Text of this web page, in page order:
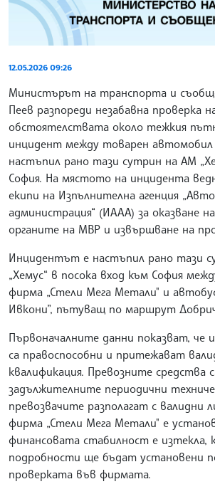
12.05.2026 09:26
Министърът на транспорта и
Пеев разпореди незабавна проверка
обстоятелствата около тежкия
инцидент между товарен автомобил
настъпил рано тази сутрин на АМ
София. На мястото на инцидента
екипи на Изпълнителна агенция
администрация“ (ИААА) за оказване
органите на МВР и извършване на
Инцидентът е настъпил рано тази
„Хемус“ в посока вход към София
фирма „Стели Мега Метали" и
Ивкони”, пътуващ по маршрут
Първоначалните данни показват, че
са правоспособни и притежават
квалификация. Превозните средства
задължителните периодични
превозвачите разполагат с валидни
фирма „Стели Мега Метали" е
финансовата стабилност е изтекла,
подробности ще бъдат установени
проверката във фирмата.